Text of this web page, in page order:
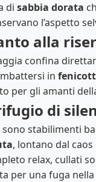
di sabbia dorata
l’aspetto
alla
confina
in
per gli amanti
di
sono stabilimenti
, lontano dal
relax, cullati
per una fuga